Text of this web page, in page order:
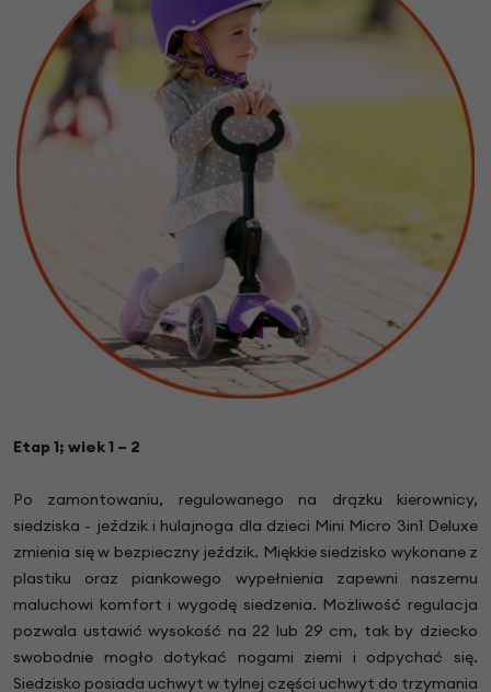
Etap 1; wiek 1 – 2
Po zamontowaniu, regulowanego na drążku kierownicy,
siedziska - jeździk i hulajnoga dla dzieci Mini Micro 3in1 Deluxe
zmienia się w bezpieczny jeździk. Miękkie siedzisko wykonane z
plastiku oraz piankowego wypełnienia zapewni naszemu
maluchowi komfort i wygodę siedzenia. Możliwość regulacja
pozwala ustawić wysokość na 22 lub 29 cm, tak by dziecko
swobodnie mogło dotykać nogami ziemi i odpychać się.
Siedzisko posiada uchwyt w tylnej części uchwyt do trzymania